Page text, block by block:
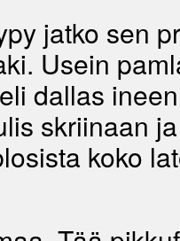
jatko sen
Usein
dallas
skriinaan
koko